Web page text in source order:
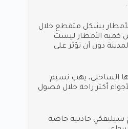
بشكل متقطع خلال
كمية الأمطار ليست
دون أن تؤثر على
الساحلي، يهب نسيم
أكثر راحة خلال فصول
سيليفكي جاذبية خاصة